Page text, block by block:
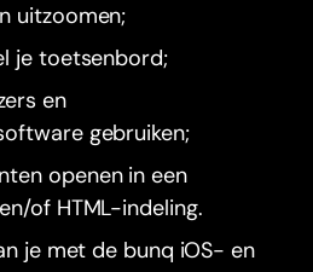
uitzoomen;
je toetsenbord;
en
gebruiken;
openen in een
of HTML-indeling.
je met de bunq iOS- en